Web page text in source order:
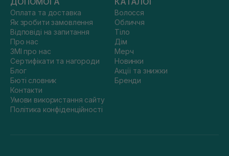
Оплата та доставка
Як зробити замовлення
Відповіді на запитання
Про нас
ЗМІ про нас
Сертифікати та нагороди
Блог
Бюті словник
Контакти
Умови використання сайту
Політика конфіденційності
Волосся
Обличчя
Тіло
Дім
Мерч
Новинки
Акції та знижки
Бренди